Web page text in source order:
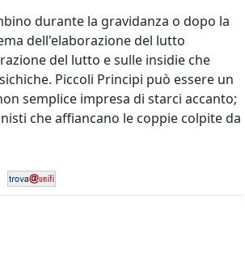
durante la gravidanza o dopo la
dell'elaborazione del lutto
del lutto e sulle insidie che
Piccoli Principi può essere un
semplice impresa di starci accanto;
che affiancano le coppie colpite da